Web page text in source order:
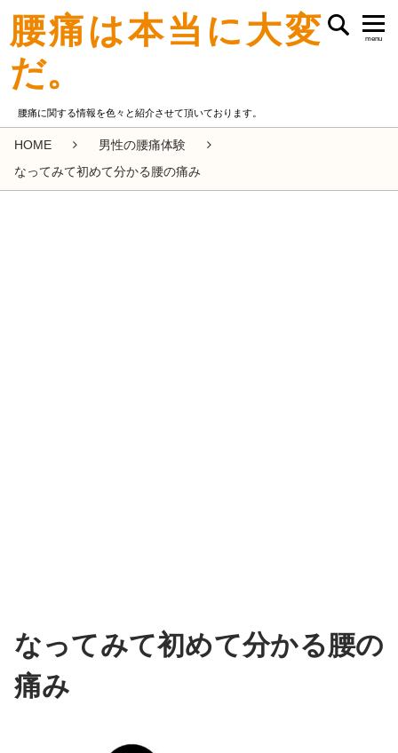
腰痛は本当に大変
だ。
腰痛に関する情報を色々と紹介させて頂いております。
menu
HOME
男性の腰痛体験
なってみて初めて分かる腰の痛み
なってみて初めて分かる腰の
痛み